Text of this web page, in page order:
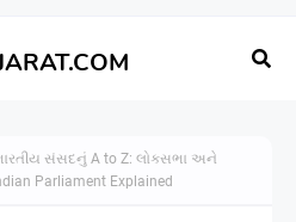
સંસદનું A to Z: લોકસભા અને
Parliament Explained